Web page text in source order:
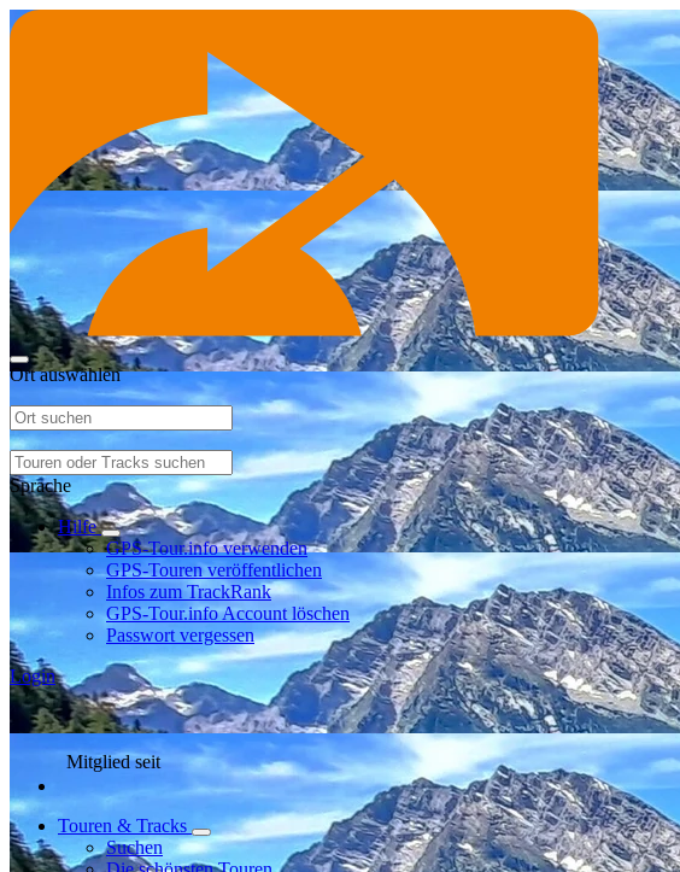
Ort auswählen
Sprache
Hilfe
GPS-Tour.info verwenden
GPS-Touren veröffentlichen
Infos zum TrackRank
GPS-Tour.info Account löschen
Passwort vergessen
Login
Mitglied seit
Touren & Tracks
Suchen